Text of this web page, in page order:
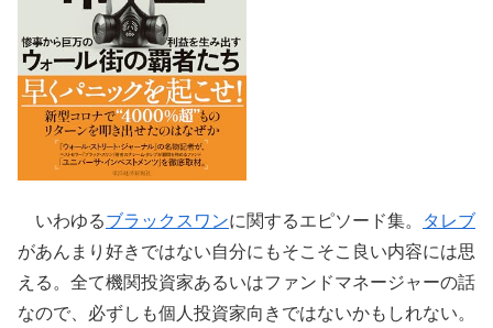
いわゆるブラックスワンに関するエピソード集。
タレブ
があんまり好きではない自分にもそこそこ良い内容には思
える。全て機関投資家あるいはファンドマネージャーの話
なので、必ずしも個人投資家向きではないかもしれない。